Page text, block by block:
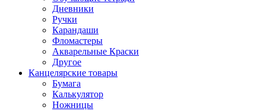
Дневники
Ручки
Карандаши
Фломастеры
Акварельные Краски
Другое
Канцелярские товары
Бумага
Калькулятор
Ножницы